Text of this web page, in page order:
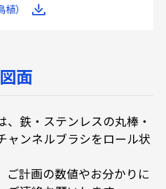
）
面
鉄・ステンレスの丸棒・
ャンネルブラシをロール状
ご計画の数値やお分かりに